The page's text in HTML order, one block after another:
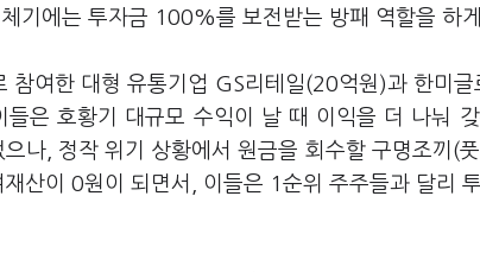
기에는 투자금 100%를 보전받는 방패 역할을 하
여한 대형 유통기업 GS리테일(20억원)과 한미글
은 호황기 대규모 수익이 날 때 이익을 더 나눠
나, 정작 위기 상황에서 원금을 회수할 구명조끼(
산이 0원이 되면서, 이들은 1순위 주주들과 달리